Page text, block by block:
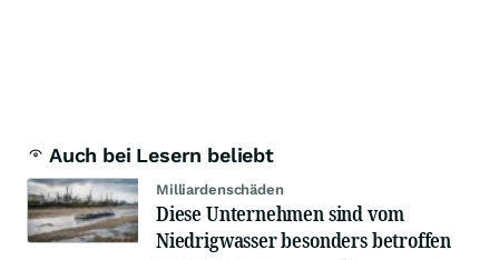
Auch bei Lesern beliebt
Milliardenschäden
Diese Unternehmen sind vom
Niedrigwasser besonders betroffen